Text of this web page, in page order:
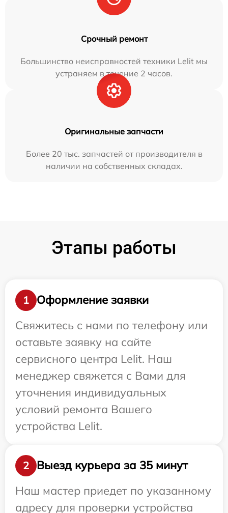
Срочный ремонт
Большинство неисправностей техники Lelit мы
устраняем в течение 2 часов.
Оригинальные запчасти
Более 20 тыс. запчастей от производителя в
наличии на собственных складах.
Этапы работы
1
Оформление заявки
Свяжитесь с нами по телефону или
оставьте заявку на сайте
сервисного центра Lelit. Наш
менеджер свяжется с Вами для
уточнения индивидуальных
условий ремонта Вашего
устройства Lelit.
2
Выезд курьера за 35 минут
Наш мастер приедет по указанному
адресу для проверки устройства